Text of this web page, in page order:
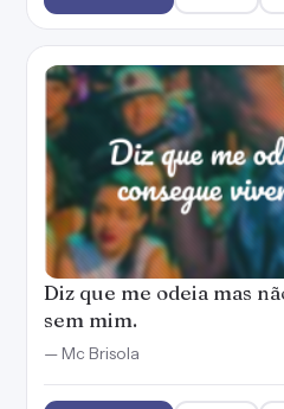
Diz que me odeia mas
sem mim.
— Mc Brisola